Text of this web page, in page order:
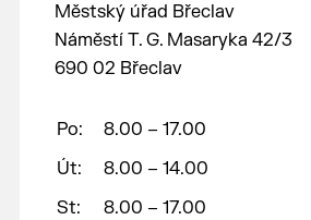
Městský úřad Břeclav
Náměstí T. G. Masaryka 42/3
690 02 Břeclav
Po:
8.00 – 17.00
Út:
8.00 – 14.00
St:
8.00 – 17.00